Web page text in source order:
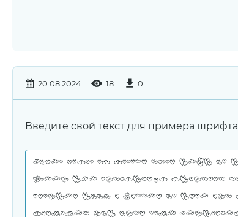
20.08.2024 18 0
Введите свой текст для примера шрифта